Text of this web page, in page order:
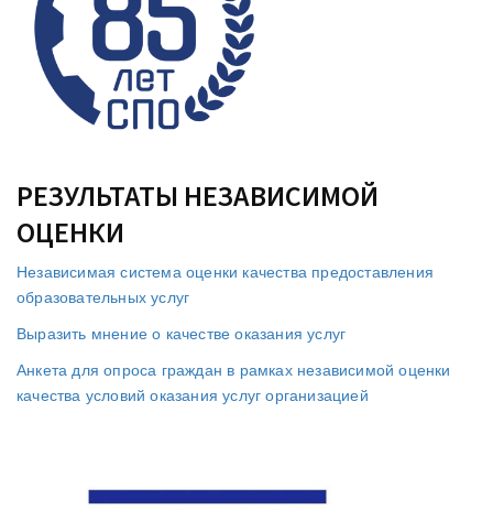
РЕЗУЛЬТАТЫ НЕЗАВИСИМОЙ
ОЦЕНКИ
Независимая система оценки качества предоставления
образовательных услуг
Выразить мнение о качестве оказания услуг
Анкета для опроса граждан в рамках независимой оценки
качества условий оказания услуг организацией